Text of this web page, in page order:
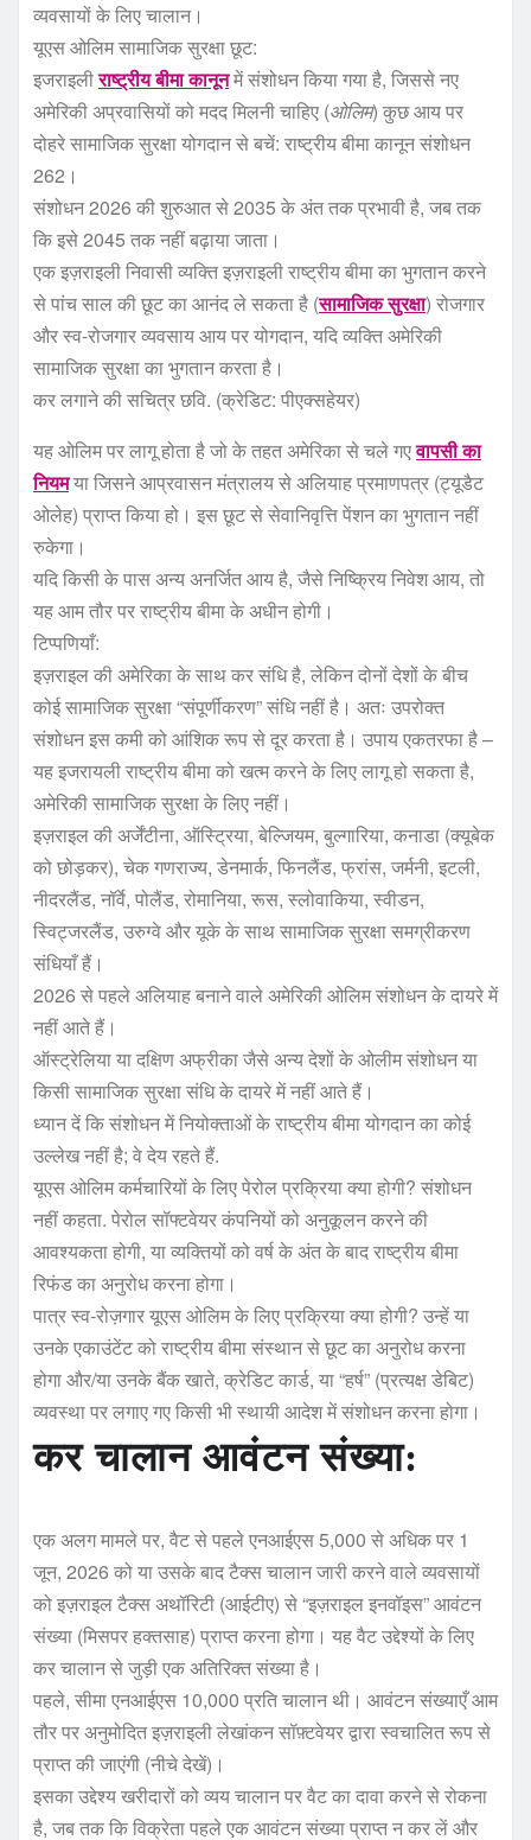
व्यवसायों के लिए चालान।
यूएस ओलिम सामाजिक सुरक्षा छूट:
इजराइलीराष्ट्रीय बीमा कानूनमें संशोधन किया गया है, जिससे नए
अमेरिकी अप्रवासियों को मदद मिलनी चाहिए (ओलिम) कुछ आय पर
दोहरे सामाजिक सुरक्षा योगदान से बचें: राष्ट्रीय बीमा कानून संशोधन
262।
संशोधन 2026 की शुरुआत से 2035 के अंत तक प्रभावी है, जब तक
कि इसे 2045 तक नहीं बढ़ाया जाता।
एक इज़राइली निवासी व्यक्ति इज़राइली राष्ट्रीय बीमा का भुगतान करने
से पांच साल की छूट का आनंद ले सकता है (सामाजिक सुरक्षा) रोजगार
और स्व-रोजगार व्यवसाय आय पर योगदान, यदि व्यक्ति अमेरिकी
सामाजिक सुरक्षा का भुगतान करता है।
कर लगाने की सचित्र छवि. (क्रेडिट: पीएक्सहेयर)
यह ओलिम पर लागू होता है जो के तहत अमेरिका से चले गएवापसी का
नियमया जिसने आप्रवासन मंत्रालय से अलियाह प्रमाणपत्र (ट्यूडैट
ओलेह) प्राप्त किया हो। इस छूट से सेवानिवृत्ति पेंशन का भुगतान नहीं
रुकेगा।
यदि किसी के पास अन्य अनर्जित आय है, जैसे निष्क्रिय निवेश आय, तो
यह आम तौर पर राष्ट्रीय बीमा के अधीन होगी।
टिप्पणियाँ:
इज़राइल की अमेरिका के साथ कर संधि है, लेकिन दोनों देशों के बीच
कोई सामाजिक सुरक्षा “संपूर्णीकरण” संधि नहीं है। अतः उपरोक्त
संशोधन इस कमी को आंशिक रूप से दूर करता है। उपाय एकतरफा है –
यह इजरायली राष्ट्रीय बीमा को खत्म करने के लिए लागू हो सकता है,
अमेरिकी सामाजिक सुरक्षा के लिए नहीं।
इज़राइल की अर्जेंटीना, ऑस्ट्रिया, बेल्जियम, बुल्गारिया, कनाडा (क्यूबेक
को छोड़कर), चेक गणराज्य, डेनमार्क, फिनलैंड, फ्रांस, जर्मनी, इटली,
नीदरलैंड, नॉर्वे, पोलैंड, रोमानिया, रूस, स्लोवाकिया, स्वीडन,
स्विट्जरलैंड, उरुग्वे और यूके के साथ सामाजिक सुरक्षा समग्रीकरण
संधियाँ हैं।
2026 से पहले अलियाह बनाने वाले अमेरिकी ओलिम संशोधन के दायरे में
नहीं आते हैं।
ऑस्ट्रेलिया या दक्षिण अफ्रीका जैसे अन्य देशों के ओलीम संशोधन या
किसी सामाजिक सुरक्षा संधि के दायरे में नहीं आते हैं।
ध्यान दें कि संशोधन में नियोक्ताओं के राष्ट्रीय बीमा योगदान का कोई
उल्लेख नहीं है; वे देय रहते हैं.
यूएस ओलिम कर्मचारियों के लिए पेरोल प्रक्रिया क्या होगी? संशोधन
नहीं कहता. पेरोल सॉफ्टवेयर कंपनियों को अनुकूलन करने की
आवश्यकता होगी, या व्यक्तियों को वर्ष के अंत के बाद राष्ट्रीय बीमा
रिफंड का अनुरोध करना होगा।
पात्र स्व-रोज़गार यूएस ओलिम के लिए प्रक्रिया क्या होगी? उन्हें या
उनके एकाउंटेंट को राष्ट्रीय बीमा संस्थान से छूट का अनुरोध करना
होगा और/या उनके बैंक खाते, क्रेडिट कार्ड, या “हर्ष” (प्रत्यक्ष डेबिट)
व्यवस्था पर लगाए गए किसी भी स्थायी आदेश में संशोधन करना होगा।
कर चालान आवंटन संख्या:
एक अलग मामले पर, वैट से पहले एनआईएस 5,000 से अधिक पर 1
जून, 2026 को या उसके बाद टैक्स चालान जारी करने वाले व्यवसायों
को इज़राइल टैक्स अथॉरिटी (आईटीए) से “इज़राइल इनवॉइस” आवंटन
संख्या (मिसपर हक्तसाह) प्राप्त करना होगा। यह वैट उद्देश्यों के लिए
कर चालान से जुड़ी एक अतिरिक्त संख्या है।
पहले, सीमा एनआईएस 10,000 प्रति चालान थी। आवंटन संख्याएँ आम
तौर पर अनुमोदित इज़राइली लेखांकन सॉफ़्टवेयर द्वारा स्वचालित रूप से
प्राप्त की जाएंगी (नीचे देखें)।
इसका उद्देश्य खरीदारों को व्यय चालान पर वैट का दावा करने से रोकना
है, जब तक कि विक्रेता पहले एक आवंटन संख्या प्राप्त न कर लें और